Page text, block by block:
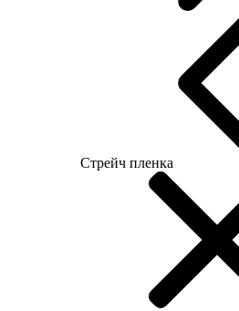
Стрейч пленка